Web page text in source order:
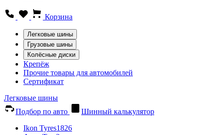
Корзина
Легковые шины
Грузовые шины
Колёсные диски
Крепёж
Прочие товары для автомобилей
Сертификат
Легковые шины
Подбор по авто
Шинный калькулятор
Ikon Tyres1826